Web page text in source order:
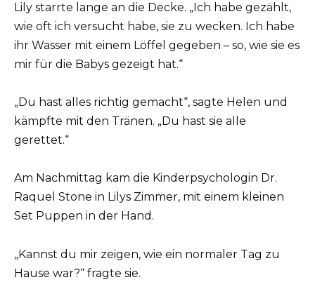
Lily starrte lange an die Decke. „Ich habe gezählt,
wie oft ich versucht habe, sie zu wecken. Ich habe
ihr Wasser mit einem Löffel gegeben – so, wie sie es
mir für die Babys gezeigt hat.“
„Du hast alles richtig gemacht“, sagte Helen und
kämpfte mit den Tränen. „Du hast sie alle
gerettet.“
Am Nachmittag kam die Kinderpsychologin Dr.
Raquel Stone in Lilys Zimmer, mit einem kleinen
Set Puppen in der Hand.
„Kannst du mir zeigen, wie ein normaler Tag zu
Hause war?“ fragte sie.